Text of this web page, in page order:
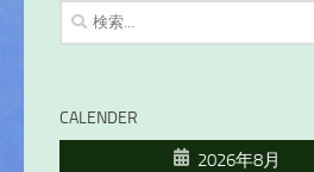
検
索:
CALENDER
2026年8月